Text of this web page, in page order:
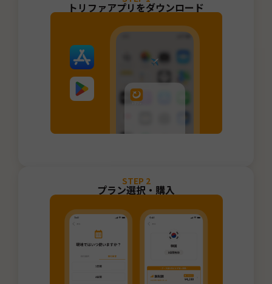
トリファアプリをダウンロード
STEP 2
プラン選択・購入